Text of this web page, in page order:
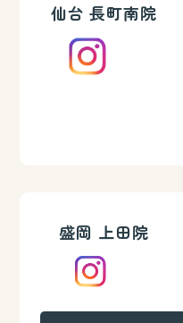
仙台 長町南院
盛岡 上田院